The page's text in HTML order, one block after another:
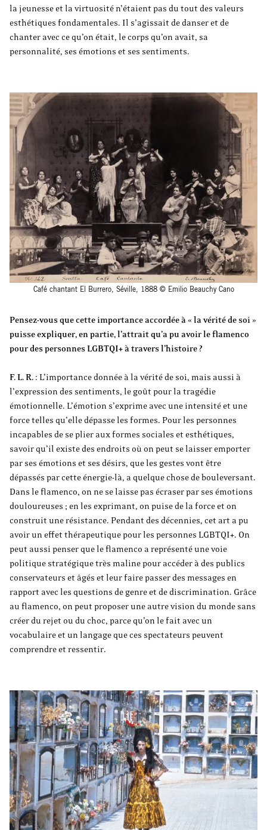
la jeunesse et la virtuosité n’étaient pas du tout des valeurs
esthétiques fondamentales. Il s’agissait de danser et de
chanter avec ce qu’on était, le corps qu’on avait, sa
personnalité, ses émotions et ses sentiments.
Café chantant El Burrero, Séville, 1888 © Emilio Beauchy Cano
Pensez-vous que cette importance accordée à « la vérité de soi »
puisse expliquer, en partie, l’attrait qu’a pu avoir le flamenco
pour des personnes LGBTQI+ à travers l’histoire ?
F. L. R. : L’importance donnée à la vérité de soi, mais aussi à
l’expression des sentiments, le goût pour la tragédie
émotionnelle. L’émotion s’exprime avec une intensité et une
force telles qu’elle dépasse les formes. Pour les personnes
incapables de se plier aux formes sociales et esthétiques,
savoir qu’il existe des endroits où on peut se laisser emporter
par ses émotions et ses désirs, que les gestes vont être
dépassés par cette énergie-là, a quelque chose de bouleversant.
Dans le flamenco, on ne se laisse pas écraser par ses émotions
douloureuses ; en les exprimant, on puise de la force et on
construit une résistance. Pendant des décennies, cet art a pu
avoir un effet thérapeutique pour les personnes LGBTQI+. On
peut aussi penser que le flamenco a représenté une voie
politique stratégique très maline pour accéder à des publics
conservateurs et âgés et leur faire passer des messages en
rapport avec les questions de genre et de discrimination. Grâce
au flamenco, on peut proposer une autre vision du monde sans
créer du rejet ou du choc, parce qu’on le fait avec un
vocabulaire et un langage que ces spectateurs peuvent
comprendre et ressentir.